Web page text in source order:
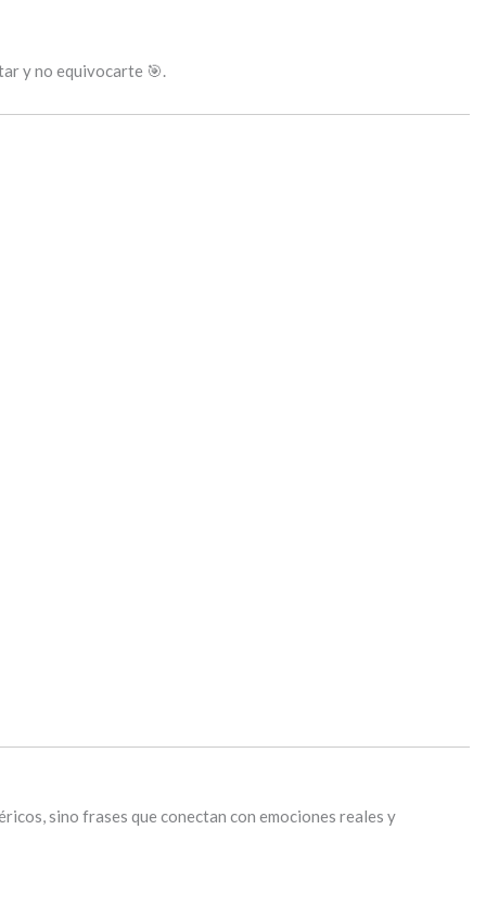
y no equivocarte 🎯.
sino frases que conectan con emociones reales y